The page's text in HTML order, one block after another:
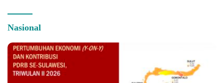
Nasional